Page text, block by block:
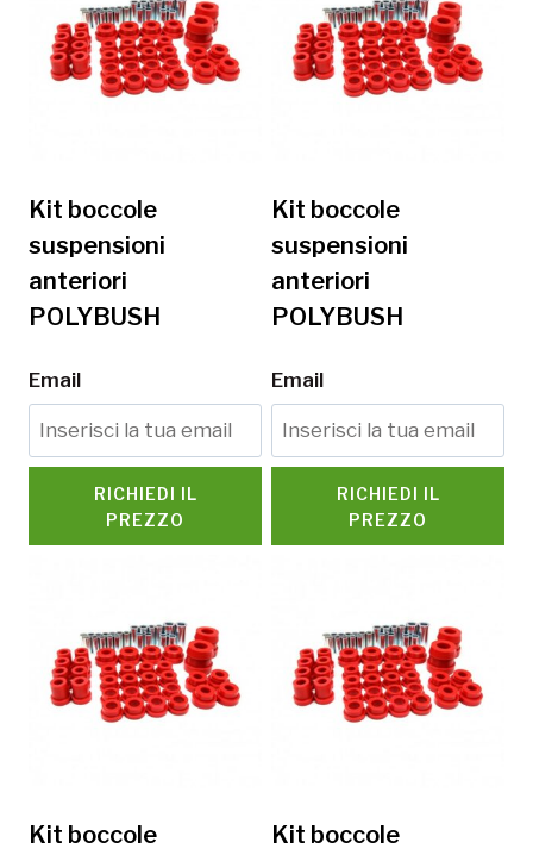
Kit boccole
suspensioni
anteriori
POLYBUSH
Email
RICHIEDI IL
PREZZO
Kit boccole
suspensioni
anteriori
POLYBUSH
Email
RICHIEDI IL
PREZZO
Kit boccole
Kit boccole